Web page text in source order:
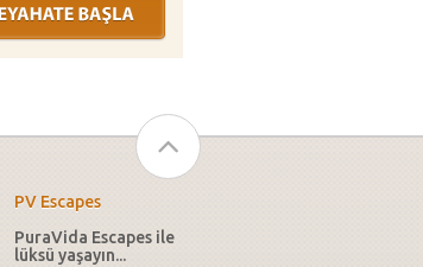
PV Escapes
PuraVida Escapes ile
lüksü yaşayın...